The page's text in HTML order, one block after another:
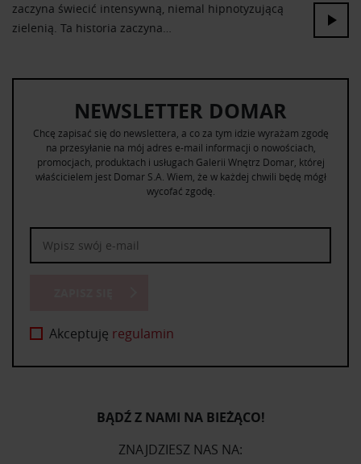
zaczyna świecić intensywną, niemal hipnotyzującą
zielenią. Ta historia zaczyna…
NEWSLETTER DOMAR
Chcę zapisać się do newslettera, a co za tym idzie wyrażam zgodę
na przesyłanie na mój adres e-mail informacji o nowościach,
promocjach, produktach i usługach Galerii Wnętrz Domar, której
właścicielem jest Domar S.A. Wiem, że w każdej chwili będę mógł
wycofać zgodę.
Akceptuję regulamin
BĄDŹ Z NAMI NA BIEŻĄCO!
ZNAJDZIESZ NAS NA: